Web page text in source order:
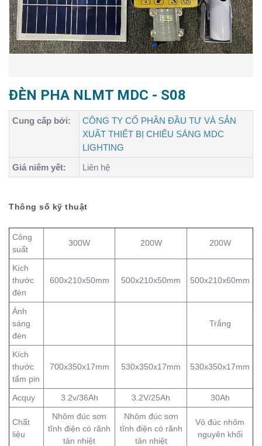
ĐÈN PHA NLMT MDC - S08
Cung cấp bởi:
CÔNG TY CỔ PHẦN ĐẦU TƯ VÀ SẢN
XUẤT THIẾT BỊ CHIẾU SÁNG MDC
LIGHTING
Giá niêm yết:
Liên hệ
Thông số kỹ thuật
Công
suất
300W 200W 200W
Kích
thước
đèn
600x210x50mm 500x210x50mm 500x210x60mm
Ánh
sáng
đèn
Trắng
Kích
thước
tấm pin
700x350x17mm 530x350x17mm 530x350x17mm
Acquy 3.2v/36Ah 3.2V/25Ah 30Ah
Chất
liệu
Nhôm đúc sơn
tĩnh điện có rãnh
tản nhiệt
Nhôm đúc sơn
tĩnh điện có rãnh
tản nhiệt
Vỏ đúc nhôm
nguyên khối